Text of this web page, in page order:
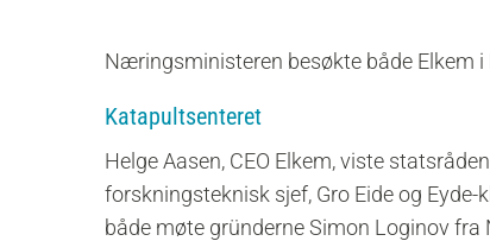
Næringsministeren besøkte både Elkem
Katapultsenteret
Helge Aasen, CEO Elkem, viste
forskningsteknisk sjef, Gro Eide og
både møte gründerne Simon Loginov